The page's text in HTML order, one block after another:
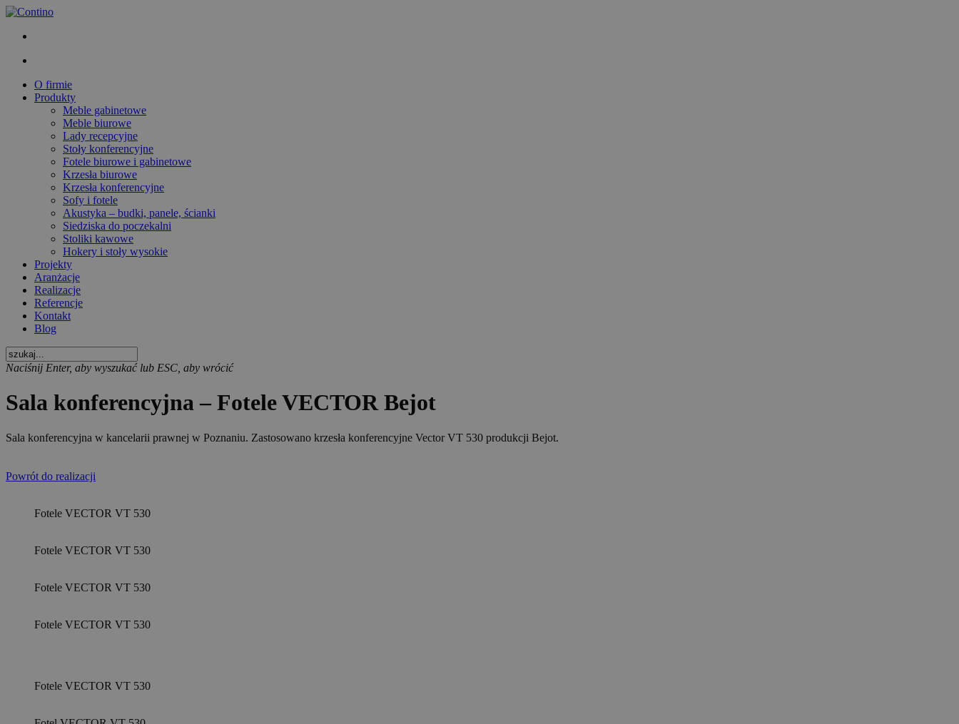
O firmie
Produkty
Meble gabinetowe
Meble biurowe
Lady recepcyjne
Stoły konferencyjne
Fotele biurowe i gabinetowe
Krzesła biurowe
Krzesła konferencyjne
Sofy i fotele
Akustyka – budki, panele, ścianki
Siedziska do poczekalni
Stoliki kawowe
Hokery i stoły wysokie
Projekty
Aranżacje
Realizacje
Referencje
Kontakt
Blog
Naciśnij Enter, aby wyszukać lub ESC, aby wrócić
Sala konferencyjna – Fotele VECTOR Bejot
Sala konferencyjna w kancelarii prawnej w Poznaniu. Zastosowano krzesła konferencyjne Vector VT 530 produkcji Bejot.
Powrót do realizacji
Fotele VECTOR VT 530
Fotele VECTOR VT 530
Fotele VECTOR VT 530
Fotele VECTOR VT 530
Fotele VECTOR VT 530